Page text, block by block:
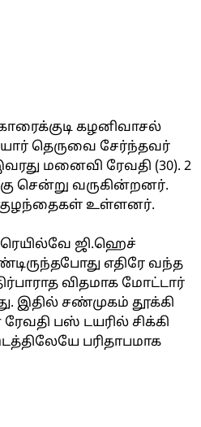
கழனிவாசல்
தெருவை சேர்ந்தவர்
மனைவி ரேவதி (30). 2
சென்று வருகின்றனர்.
உள்ளனர்.
ரெயில்வே ஜி.ஹெச்
எதிரே வந்த
விதமாக மோட்டார்
இதில் சண்முகம் தூக்கி
பஸ் டயரில் சிக்கி
பரிதாபமாக